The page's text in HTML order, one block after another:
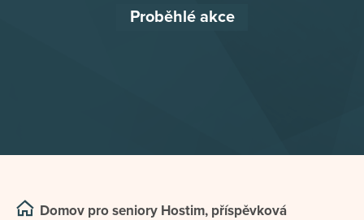
Proběhlé akce
Domov pro seniory Hostim, příspěvková